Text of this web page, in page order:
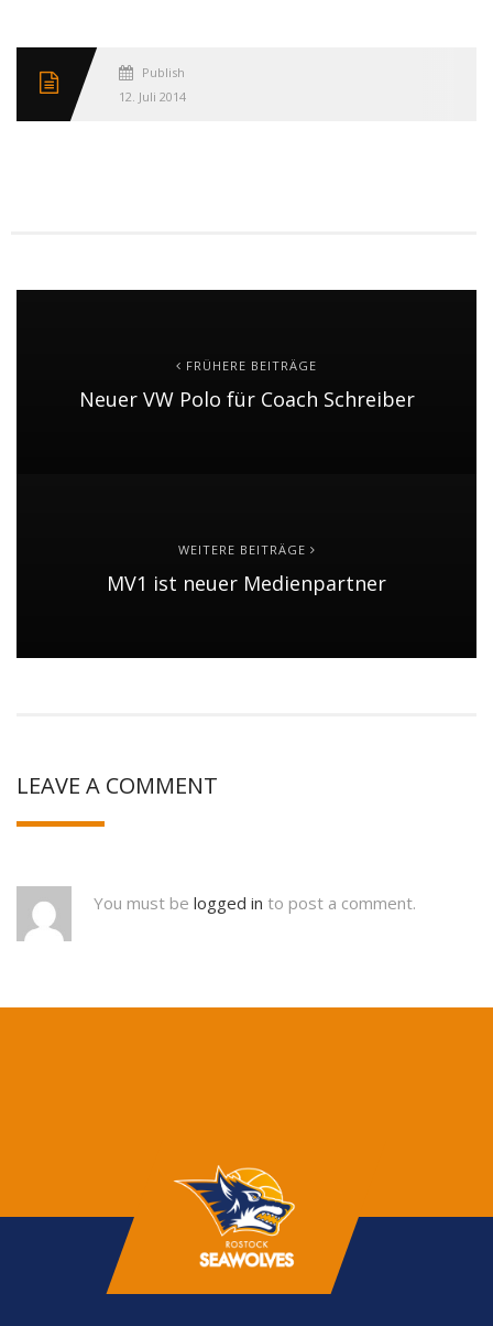
Published
12. Juli 2014
FRÜHERE BEITRÄGE
Neuer VW Polo für Coach Schreiber
WEITERE BEITRÄGE
MV1 ist neuer Medienpartner
LEAVE A COMMENT
You must be logged in to post a comment.